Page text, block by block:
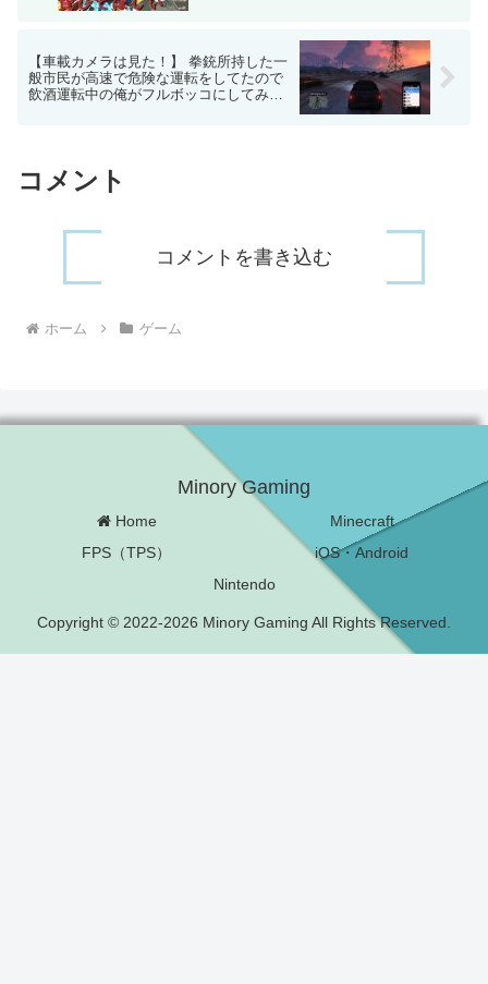
【車載カメラは見た！】 拳銃所持した一
般市民が高速で危険な運転をしてたので
飲酒運転中の俺がフルボッコにしてみた
コメント
コメントを書き込む
ホーム ゲーム
Minory Gaming
Home
Minecraft
FPS（TPS）
iOS・Android
Nintendo
Copyright © 2022-2026 Minory Gaming All Rights Reserved.